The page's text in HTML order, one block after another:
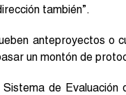
también”.
anteproyectos o
un montón de
de